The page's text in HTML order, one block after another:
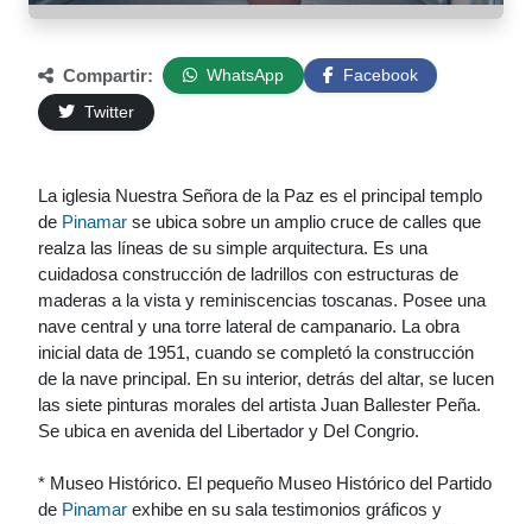
Compartir: WhatsApp
Facebook
Twitter
La iglesia Nuestra Señora de la Paz es el principal templo
de Pinamar se ubica sobre un amplio cruce de calles que
realza las líneas de su simple arquitectura. Es una
cuidadosa construcción de ladrillos con estructuras de
maderas a la vista y reminiscencias toscanas. Posee una
nave central y una torre lateral de campanario. La obra
inicial data de 1951, cuando se completó la construcción
de la nave principal. En su interior, detrás del altar, se lucen
las siete pinturas morales del artista Juan Ballester Peña.
Se ubica en avenida del Libertador y Del Congrio.
* Museo Histórico. El pequeño Museo Histórico del Partido
de Pinamar exhibe en su sala testimonios gráficos y